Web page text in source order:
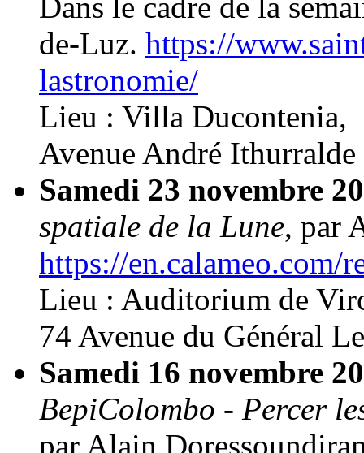
de-Luz. https://
lastronomie/
Lieu : Villa Ducontenia,
Avenue André
Samedi 23 novembre
spatiale de la Lune, par
https://en.calameo.com/
Lieu : Auditorium de
74 Avenue du Général
Samedi 16 novembre
BepiColombo - Percer
par Alain